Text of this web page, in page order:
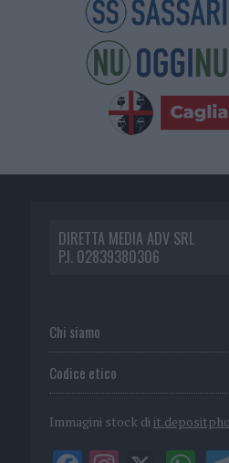
DIRETTA MEDIA ADV SRL
P.I. 02839380306
Chi siamo
Codice etico
Immagini stock di